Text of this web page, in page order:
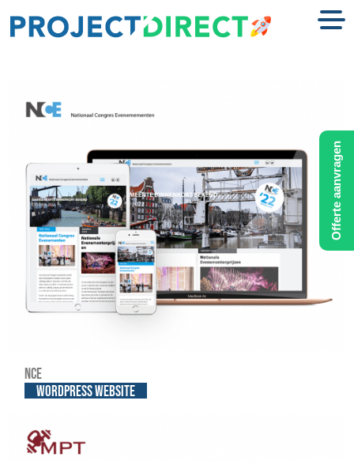
NCE
WordPress website
Offerte aanvragen